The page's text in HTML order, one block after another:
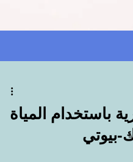
باستخدام المياة
ك-بيوتي